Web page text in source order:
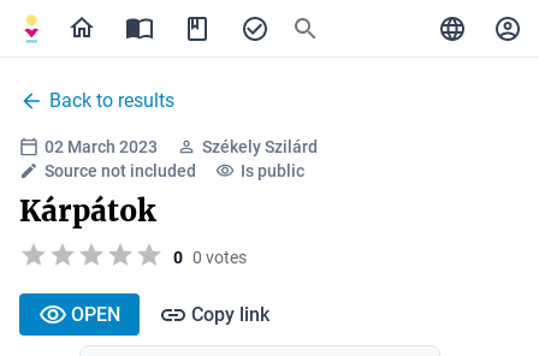
Back to results
02 March 2023
Székely Szilárd
Source not included
Is public
Kárpátok
0 0 votes
OPEN Copy link